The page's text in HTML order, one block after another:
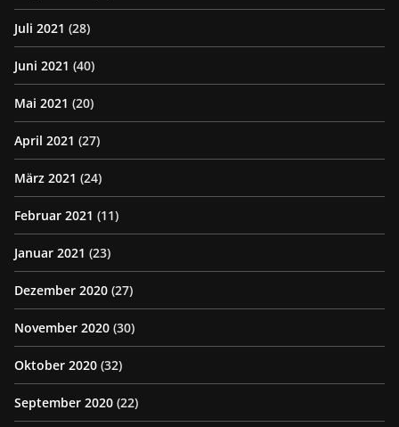
Juli 2021 (28)
Juni 2021 (40)
Mai 2021 (20)
April 2021 (27)
März 2021 (24)
Februar 2021 (11)
Januar 2021 (23)
Dezember 2020 (27)
November 2020 (30)
Oktober 2020 (32)
September 2020 (22)